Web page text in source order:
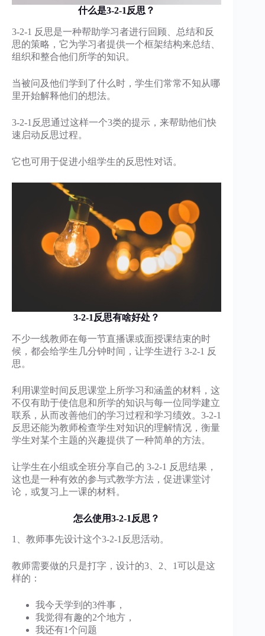
什么是3-2-1反思？
3-2-1 反思是一种帮助学习者进行回顾、总结和反
思的策略，它为学习者提供一个框架结构来总结、
组织和整合他们所学的知识。
当被问及他们学到了什么时，学生们常常不知从哪
里开始解释他们的想法。
3-2-1反思通过这样一个3类的提示，来帮助他们快
速启动反思过程。
它也可用于促进小组学生的反思性对话。
3-2-1反思有啥好处？
不少一线教师在每一节直播课或面授课结束的时
候，都会给学生几分钟时间，让学生进行 3-2-1 反
思。
利用课堂时间反思课堂上所学习和涵盖的材料，这
不仅有助于使信息和所学的知识与每一位同学建立
联系，从而改善他们的学习过程和学习绩效。3-2-1
反思还能为教师检查学生对知识的理解情况，衡量
学生对某个主题的兴趣提供了一种简单的方法。
让学生在小组或全班分享自己的 3-2-1 反思结果，
这也是一种有效的参与式教学方法，促进课堂讨
论，或复习上一课的材料。
怎么使用3-2-1反思？
1、教师事先设计这个3-2-1反思活动。
教师需要做的只是打字，设计的3、2、1可以是这
样的：
我今天学到的3件事，
我觉得有趣的2个地方，
我还有1个问题